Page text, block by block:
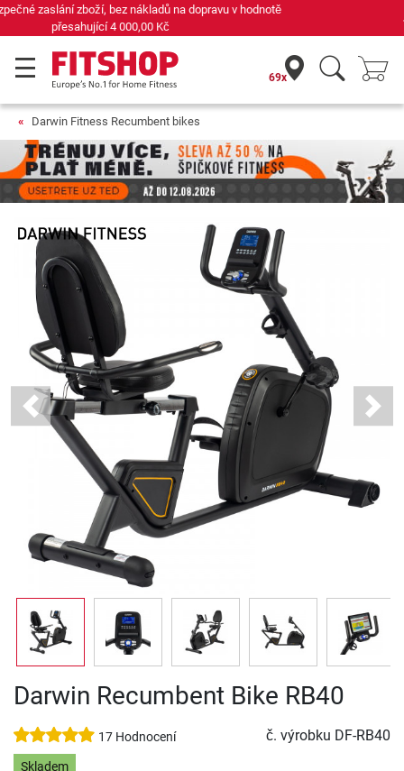
Již 42 let váš odborník na domácí fitness
69x
Darwin Fitness Recumbent bikes
Previous Next
Darwin Recumbent Bike RB40
17 Hodnocení č. výrobku DF-RB40
Skladem